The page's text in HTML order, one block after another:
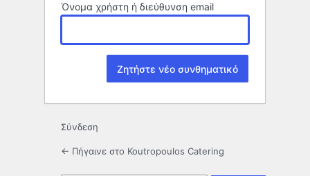
Όνομα χρήστη ή διεύθυνση email
Σύνδεση
← Πήγαινε στο Koutropoulos Catering